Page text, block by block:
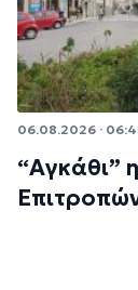
06.08.2026 ·
“Αγκάθι”